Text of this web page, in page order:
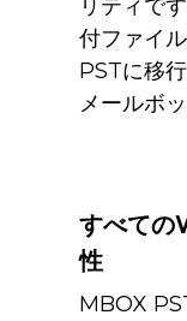
リティで
付ファイ
PSTに移
メールボ
すべての
性
MBOX